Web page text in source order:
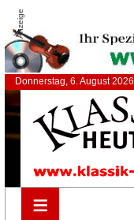
Anzeige
Donnerstag, 6. August 2026
≡
≡